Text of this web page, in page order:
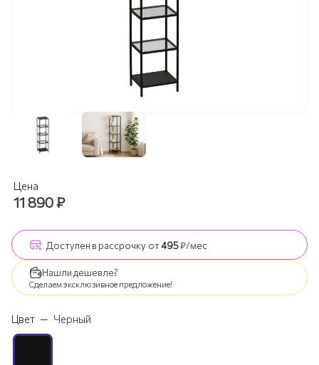
Цена
11 890₽
Доступен в рассрочку от495₽/мес
Нашли дешевле?
Сделаем эксклюзивное предложение!
Цвет — Черный